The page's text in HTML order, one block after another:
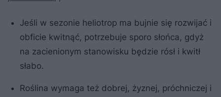
Jeśli w sezonie heliotrop ma bujnie się rozwijać i
obficie kwitnąć, potrzebuje sporo słońca, gdyż
na zacienionym stanowisku będzie rósł i kwitł
słabo.
Roślina wymaga też dobrej, żyznej, próchniczej i